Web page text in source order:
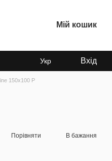
Мій кошик
Укр Вхід
150х100 P
Порівняти В бажання